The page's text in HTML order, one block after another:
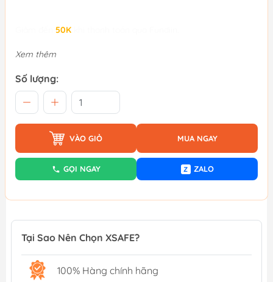
50K
Xem thêm
Số lượng:
VÀO GIỎ MUA NGAY
GỌI NGAY Z ZALO
Tại Sao Nên Chọn XSAFE?
100% Hàng chính hãng